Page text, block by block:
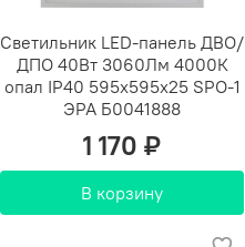
Светильник LED-панель ДВО/
ДПО 40Вт 3060Лм 4000К
опал IP40 595x595x25 SPO-1
ЭРА Б0041888
1 170 ₽
В корзину